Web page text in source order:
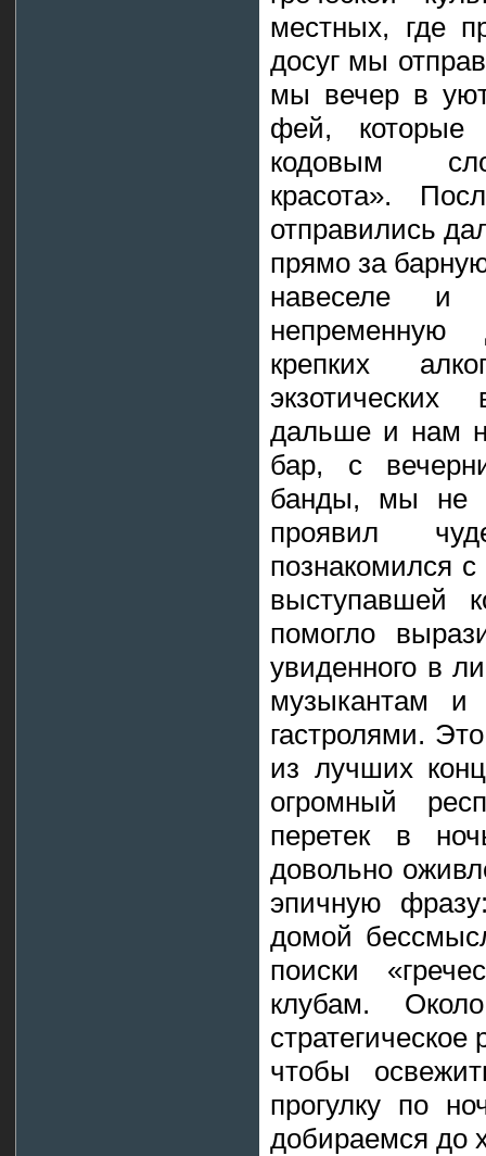
местных, где
досуг мы
мы вечер в
фей, которые
кодовым
красота».
отправились
прямо за
навеселе и
непременную
крепких
дальше и нам
бар, с
банды, мы не
проявил
познакомился с
выступавшей
помогло
увиденного в
музыкантам
гастролями.
из лучших
огромный
перетек в
довольно
эпичную
домой
поиски
клубам.
чтобы
прогулку по
добираемся до